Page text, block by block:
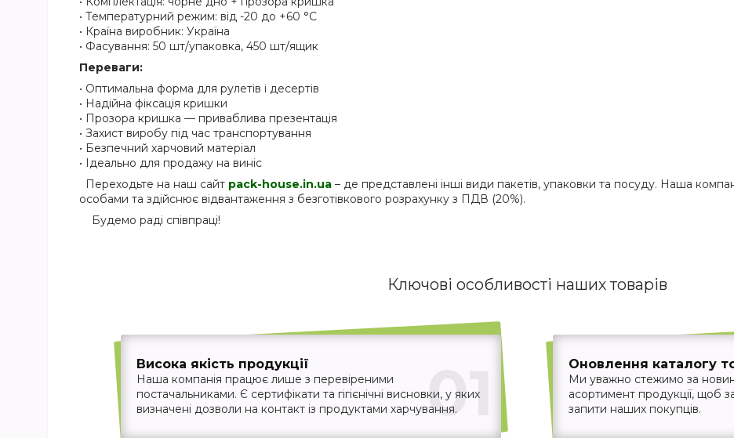
• Температурний режим: від -20 до +60 °C
• Країна виробник: Україна
• Фасування: 50 шт/упаковка, 450 шт/ящик
Переваги:
• Оптимальна форма для рулетів і десертів
• Надійна фіксація кришки
• Прозора кришка — приваблива презентація
• Захист виробу під час транспортування
• Безпечний харчовий матеріал
• Ідеально для продажу на виніс
Переходьте на наш сайт pack-house.in.ua – де представлені інші види пакетів, упаковки та посуду. Наша
особами та здійснює відвантаження з безготівкового розрахунку з ПДВ (20%).
Будемо раді співпраці!
Ключові особливості наших товарів
01
Висока якість продукції
Наша компанія працює лише з перевіреними
постачальниками. Є сертифікати та гігієнічні висновки, у яких
визначені дозволи на контакт із продуктами харчування.
Оновлення каталогу
Ми уважно стежимо за
асортимент продукції, щоб
запити наших покупців.